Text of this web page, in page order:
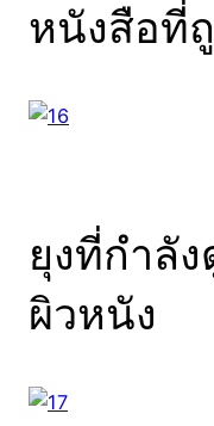
หนังสือที่
ยุงที่กำลั
ผิวหนัง